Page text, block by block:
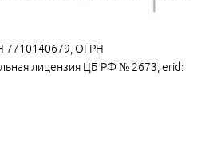
7710140679, ОГРН
лицензия ЦБ РФ № 2673, erid: